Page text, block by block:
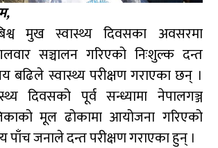
मुख स्वास्थ्य दिवसका अवसरमा
सञ्चालन गरिएको निःशुल्क दन्त
बढिले स्वास्थ्य परीक्षण गराएका छन् ।
दिवसको पूर्व सन्ध्यामा नेपालगञ्ज
मूल ढोकामा आयोजना गरिएको
पाँच जनाले दन्त परीक्षण गराएका हुन् ।